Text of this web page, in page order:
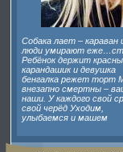
Собака лает – караван
люди умирают
Ребёнок держит
карандашик и девушка
бенгалка режет торт
внезапно смертны –
наши. У каждого свой
свой черёд Уходим,
улыбаемся и машем